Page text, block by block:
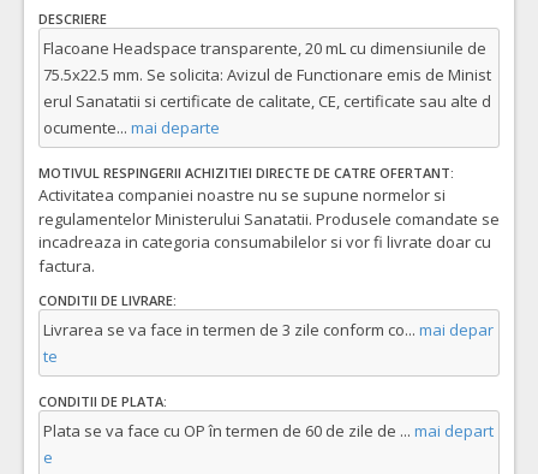
DESCRIERE
Flacoane Headspace transparente, 20 mL cu dimensiunile de
75.5x22.5 mm. Se solicita: Avizul de Functionare emis de Minist
erul Sanatatii si certificate de calitate, CE, certificate sau alte d
ocumente... mai departe
MOTIVUL RESPINGERII ACHIZITIEI DIRECTE DE CATRE OFERTANT:
Activitatea companiei noastre nu se supune normelor si
regulamentelor Ministerului Sanatatii. Produsele comandate se
incadreaza in categoria consumabilelor si vor fi livrate doar cu
factura.
CONDITII DE LIVRARE:
Livrarea se va face in termen de 3 zile conform co... mai depar
te
CONDITII DE PLATA:
Plata se va face cu OP în termen de 60 de zile de ... mai depart
e